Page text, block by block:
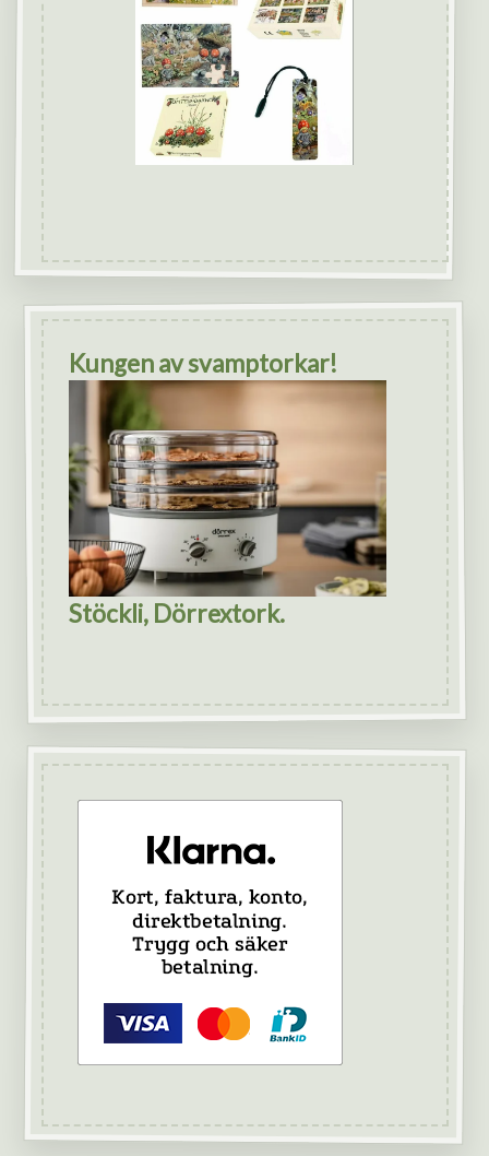
Kungen av svamptorkar!
Stöckli, Dörrextork.